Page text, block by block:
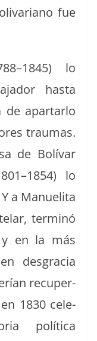
fue
lo
has­ta
de apartar­lo
trau­mas.
de Bolí­var
lo
a Manueli­ta
ter­minó
en la más
des­gra­cia
recu­per­
1830 cel­e­
políti­ca